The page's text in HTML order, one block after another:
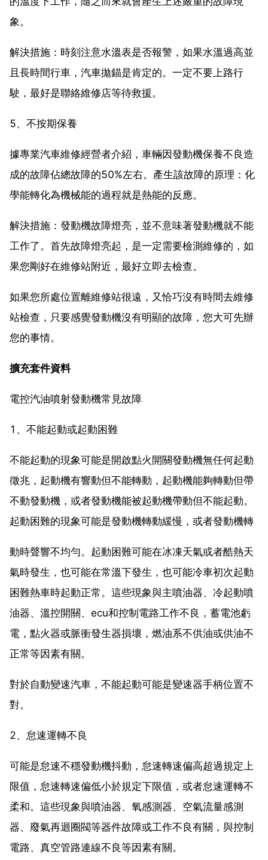
象。
解決措施：時刻注意水溫表是否報警，如果水溫過高並
且長時間行車，汽車拋錨是肯定的。一定不要上路行
駛，最好是聯絡維修店等待救援。
5、不按期保養
據專業汽車維修經營者介紹，車輛因發動機保養不良造
成的故障佔總故障的50%左右。產生該故障的原理：化
學能轉化為機械能的過程就是熱能的反應。
解決措施：發動機故障燈亮，並不意味著發動機就不能
工作了。首先故障燈亮起，是一定需要檢測維修的，如
果您剛好在維修站附近，最好立即去檢查。
如果您所處位置離維修站很遠，又恰巧沒有時間去維修
站檢查，只要感覺發動機沒有明顯的故障，您大可先辦
您的事情。
擴充套件資料
電控汽油噴射發動機常見故障
1、不能起動或起動困難
不能起動的現象可能是開啟點火開關發動機無任何起動
徵兆，起動機有響動但不能轉動，起動機能夠轉動但帶
不動發動機，或者發動機能被起動機帶動但不能起動。
起動困難的現象可能是發動機轉動緩慢，或者發動機轉
動時聲響不均勻。起動困難可能在冰凍天氣或者酷熱天
氣時發生，也可能在常溫下發生，也可能冷車初次起動
困難熱車時起動正常。這些現象與主噴油器、冷起動噴
油器、溫控開關、ecu和控制電路工作不良，蓄電池虧
電，點火器或脈衝發生器損壞，燃油系不供油或供油不
正常等因素有關。
對於自動變速汽車，不能起動可能是變速器手柄位置不
對。
2、怠速運轉不良
可能是怠速不穩發動機抖動，怠速轉速偏高超過規定上
限值，怠速轉速偏低小於規定下限值，或者怠速運轉不
柔和。這些現象與噴油器、氧感測器、空氣流量感測
器、廢氣再迴圈閥等器件故障或工作不良有關，與控制
電路、真空管路連線不良等因素有關。